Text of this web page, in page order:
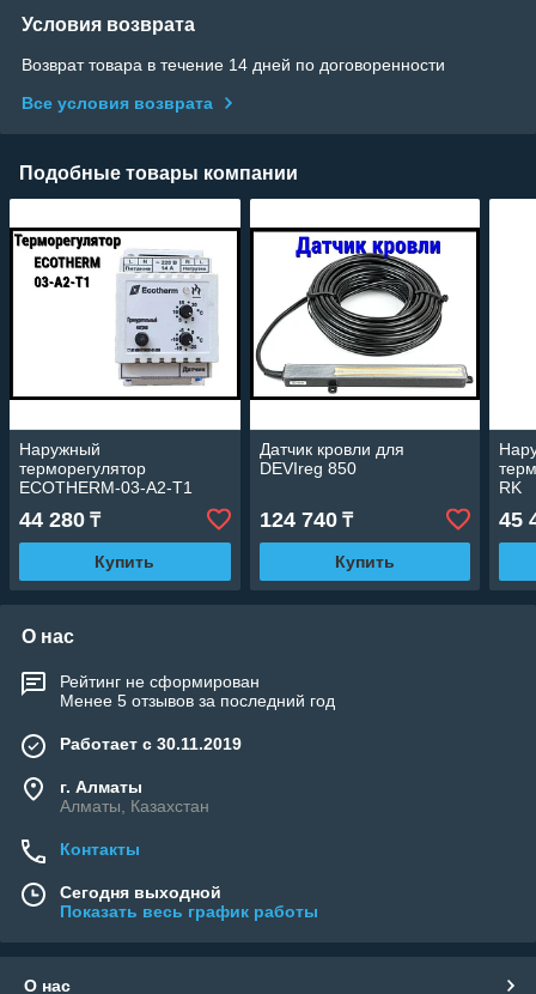
Условия возврата
Возврат товара в течение 14 дней по договоренности
Все условия возврата
Подобные товары компании
Наружный
терморегулятор
ECOTHERM-03-А2-Т1
44 280 ₸
Купить
Датчик кровли для
DEVIreg 850
124 740₸
Купить
RK
45
О нас
Рейтинг не сформирован
Менее 5 отзывов за последний год
Работает с 30.11.2019
г. Алматы
Алматы, Казахстан
Контакты
Сегодня выходной
Показать весь график работы
О нас